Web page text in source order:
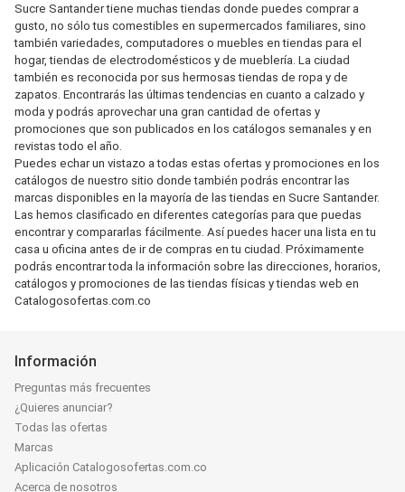
Sucre Santander tiene muchas tiendas donde puedes comprar a
gusto, no sólo tus comestibles en supermercados familiares, sino
también variedades, computadores o muebles en tiendas para el
hogar, tiendas de electrodomésticos y de mueblería. La ciudad
también es reconocida por sus hermosas tiendas de ropa y de
zapatos. Encontrarás las últimas tendencias en cuanto a calzado y
moda y podrás aprovechar una gran cantidad de ofertas y
promociones que son publicados en los catálogos semanales y en
revistas todo el año.
Puedes echar un vistazo a todas estas ofertas y promociones en los
catálogos de nuestro sitio donde también podrás encontrar las
marcas disponibles en la mayoría de las tiendas en Sucre Santander.
Las hemos clasificado en diferentes categorías para que puedas
encontrar y compararlas fácilmente. Así puedes hacer una lista en tu
casa u oficina antes de ir de compras en tu ciudad. Próximamente
podrás encontrar toda la información sobre las direcciones, horarios,
catálogos y promociones de las tiendas físicas y tiendas web en
Catalogosofertas.com.co
Información
Preguntas más frecuentes
¿Quieres anunciar?
Todas las ofertas
Marcas
Aplicación Catalogosofertas.com.co
Acerca de nosotros